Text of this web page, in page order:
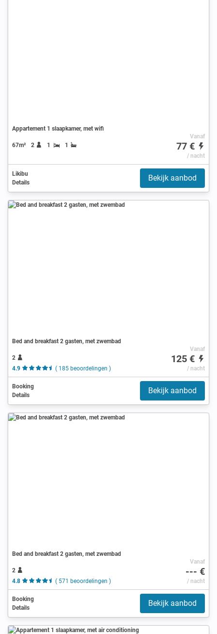
Appartement 1 slaapkamer, met wifi
67m² 2 1 1
Vanaf
77 €
/ nacht
Likibu
Details
Bekijk aanbod
Bed and breakfast 2 gasten, met zwembad
2
4.9
( 185 beoordelingen )
Vanaf
125 €
/ nacht
Booking
Details
Bekijk aanbod
Bed and breakfast 2 gasten, met zwembad
2
4.8
( 571 beoordelingen )
Vanaf
--- €
/ nacht
Booking
Details
Bekijk aanbod